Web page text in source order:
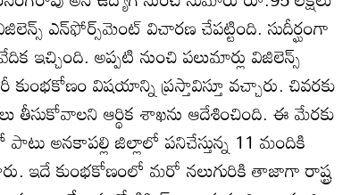
ఎన్‌ఫోర్స్‌మెంట్‌ విచారణ చేపట్టింది. సుదీర్ఘంగా
ఇచ్చింది. అప్పటి నుంచి పలుమార్లు విజిలెన్స్‌
కుంభకోణం విషయాన్ని ప్రస్తావిస్తూ వచ్చారు. చివరకు
తీసుకోవాలని ఆర్థిక శాఖను ఆదేశించింది. ఈ మేరకు
అనకాపల్లి జిల్లాలో పనిచేస్తున్న 11 మందికి
ఇదే కుంభకోణంలో మరో నలుగురికి తాజాగా రాష్ట్ర